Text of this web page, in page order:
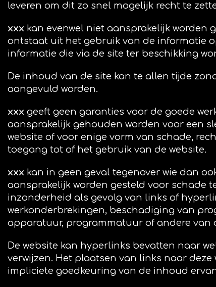
leveren om dit zo snel mogelijk recht te
xxx kan evenwel niet aansprakelijk worden
ontstaat uit het gebruik van de informatie
informatie die via de site ter beschikking
De inhoud van de site kan te allen tijde
aangevuld worden.
xxx geeft geen garanties voor de goede
aansprakelijk gehouden worden voor een
website of voor enige vorm van schade,
toegang tot of het gebruik van de website.
xxx kan in geen geval tegenover wie dan
aansprakelijk worden gesteld voor schade
inzonderheid als gevolg van links of
werkonderbrekingen, beschadiging van
apparatuur, programmatuur of andere van
De website kan hyperlinks bevatten naar
verwijzen. Het plaatsen van links naar deze
impliciete goedkeuring van de inhoud